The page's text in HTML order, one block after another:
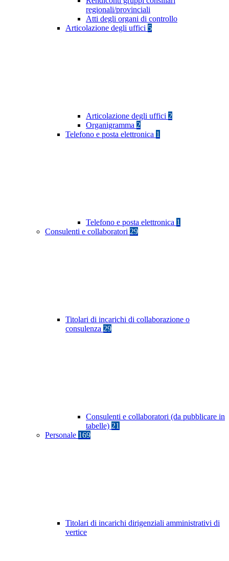
regionali/provinciali
Atti degli organi di controllo
Articolazione degli uffici 5
Articolazione degli uffici 2
Organigramma 2
Telefono e posta elettronica 1
Telefono e posta elettronica 1
Consulenti e collaboratori 29
Titolari di incarichi di collaborazione o
consulenza 29
Consulenti e collaboratori (da pubblicare in
tabelle) 21
Personale 169
Titolari di incarichi dirigenziali amministrativi di
vertice